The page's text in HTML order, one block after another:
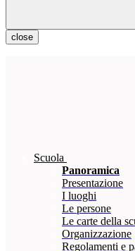
close
Scuola
Panoramica
Presentazione
I luoghi
Le persone
Le carte della
Organizzazione
Regolamenti e